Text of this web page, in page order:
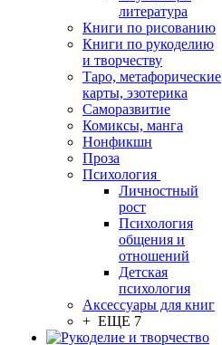
литература
Книги по рисованию
Книги по рукоделию
и творчеству
Таро, метафорические
карты, эзотерика
Саморазвитие
Комиксы, манга
Нонфикшн
Проза
Психология
Личностный
рост
Психология
общения и
отношений
Детская
психология
Аксессуары для книг
+ ЕЩЕ 7